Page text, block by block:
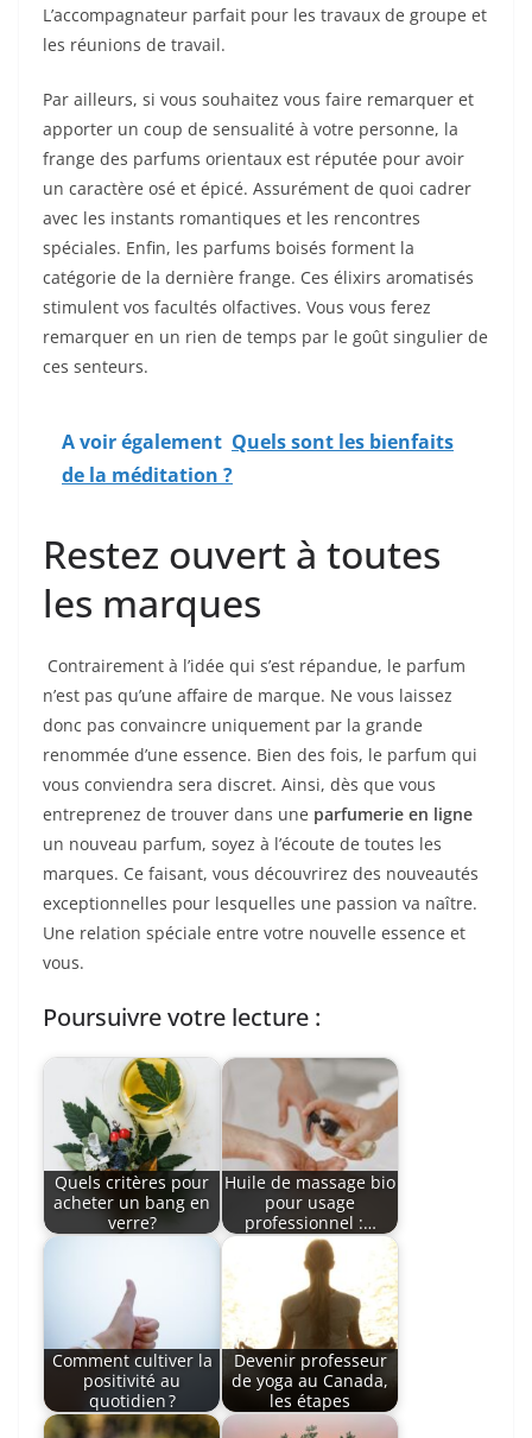
L’accompagnateur parfait pour les travaux de groupe et
les réunions de travail.
Par ailleurs, si vous souhaitez vous faire remarquer et
apporter un coup de sensualité à votre personne, la
frange des parfums orientaux est réputée pour avoir
un caractère osé et épicé. Assurément de quoi cadrer
avec les instants romantiques et les rencontres
spéciales. Enfin, les parfums boisés forment la
catégorie de la dernière frange. Ces élixirs aromatisés
stimulent vos facultés olfactives. Vous vous ferez
remarquer en un rien de temps par le goût singulier de
ces senteurs.
A voir également Quels sont les bienfaits
de la méditation ?
Restez ouvert à toutes
les marques
Contrairement à l’idée qui s’est répandue, le parfum
n’est pas qu’une affaire de marque. Ne vous laissez
donc pas convaincre uniquement par la grande
renommée d’une essence. Bien des fois, le parfum qui
vous conviendra sera discret. Ainsi, dès que vous
entreprenez de trouver dans une parfumerie en ligne
un nouveau parfum, soyez à l’écoute de toutes les
marques. Ce faisant, vous découvrirez des nouveautés
exceptionnelles pour lesquelles une passion va naître.
Une relation spéciale entre votre nouvelle essence et
vous.
Poursuivre votre lecture :
Quels critères pour
acheter un bang en
verre?
Huile de massage bio
pour usage
professionnel :…
Comment cultiver la
positivité au
quotidien ?
Devenir professeur
de yoga au Canada,
les étapes